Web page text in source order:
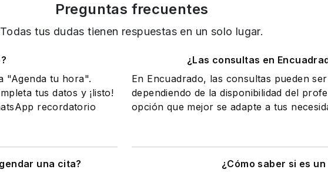
Preguntas frecuentes
Todas tus dudas tienen respuestas en un solo lugar.
"Agenda tu hora".
tus datos y ¡listo!
recordatorio
¿Las consultas en
En Encuadrado, las consultas pueden
dependiendo de la disponibilidad del
opción que mejor se adapte a tus
una cita?
¿Cómo saber si es